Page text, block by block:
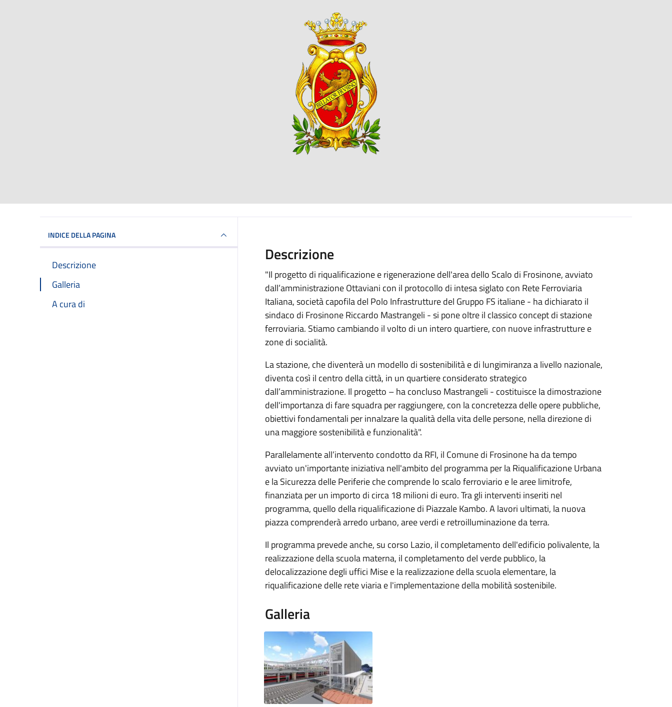
INDICE DELLA PAGINA
Descrizione
Galleria
A cura di
Descrizione
"Il progetto di riqualificazione e rigenerazione dell'area dello Scalo di Frosinone, avviato
dall’amministrazione Ottaviani con il protocollo di intesa siglato con Rete Ferroviaria
Italiana, società capofila del Polo Infrastrutture del Gruppo FS italiane - ha dichiarato il
sindaco di Frosinone Riccardo Mastrangeli - si pone oltre il classico concept di stazione
ferroviaria. Stiamo cambiando il volto di un intero quartiere, con nuove infrastrutture e
zone di socialità.
La stazione, che diventerà un modello di sostenibilità e di lungimiranza a livello nazionale,
diventa così il centro della città, in un quartiere considerato strategico
dall’amministrazione. Il progetto – ha concluso Mastrangeli - costituisce la dimostrazione
dell'importanza di fare squadra per raggiungere, con la concretezza delle opere pubbliche,
obiettivi fondamentali per innalzare la qualità della vita delle persone, nella direzione di
una maggiore sostenibilità e funzionalità".
Parallelamente all’intervento condotto da RFI, il Comune di Frosinone ha da tempo
avviato un'importante iniziativa nell'ambito del programma per la Riqualificazione Urbana
e la Sicurezza delle Periferie che comprende lo scalo ferroviario e le aree limitrofe,
finanziata per un importo di circa 18 milioni di euro. Tra gli interventi inseriti nel
programma, quello della riqualificazione di Piazzale Kambo. A lavori ultimati, la nuova
piazza comprenderà arredo urbano, aree verdi e retroilluminazione da terra.
Il programma prevede anche, su corso Lazio, il completamento dell'edificio polivalente, la
realizzazione della scuola materna, il completamento del verde pubblico, la
delocalizzazione degli uffici Mise e la realizzazione della scuola elementare, la
riqualificazione delle rete viaria e l'implementazione della mobilità sostenibile.
Galleria